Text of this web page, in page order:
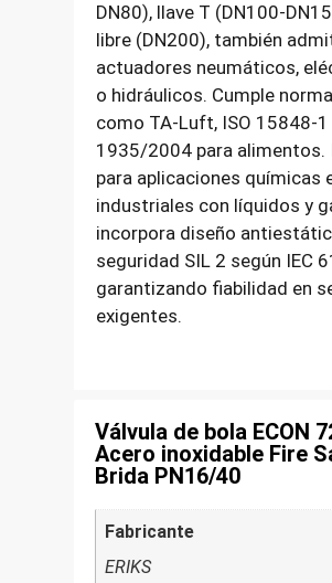
DN80), llave T (DN100-
libre (DN200), también
actuadores neumáticos,
o hidráulicos. Cumple
como TA-Luft, ISO 15848-1
1935/2004 para alimentos.
para aplicaciones químicas
industriales con líquidos y
incorpora diseño
seguridad SIL 2 según IEC
garantizando fiabilidad en
exigentes.
Válvula de bola ECON
Acero inoxidable Fire
Brida PN16/40
Fabricante
ERIKS